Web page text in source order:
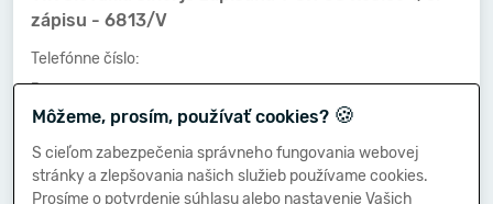
zápisu - 6813/V
Telefónne číslo:
-
Faxové číslo:
-
E-mailová adresa:
Môžeme, prosím, používať cookies? 🍪
S cieľom zabezpečenia správneho fungovania webovej
stránky a zlepšovania našich služieb používame cookies.
Prosíme o potvrdenie súhlasu alebo nastavenie Vašich